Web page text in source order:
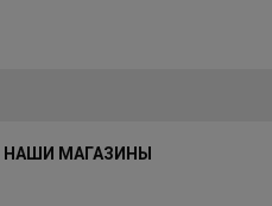
НАШИ МАГАЗИНЫ